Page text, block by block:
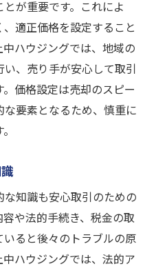
が重要です。これによ
適正価格を設定すること
ハウジングでは、地域の
、売り手が安心して取引
価格設定は売却のスピー
な要素となるため、慎重に
知識も安心取引のための
や法的手続き、税金の取
いると後々のトラブルの原
ハウジングでは、法的ア